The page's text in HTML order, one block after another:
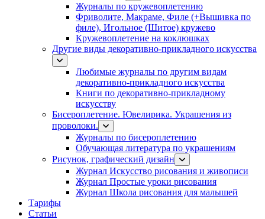
Журналы по кружевоплетению
Фриволите, Макраме, Филе (+Вышивка по
филе), Игольное (Шитое) кружево
Кружевоплетение на коклюшках
Другие виды декоративно-прикладного искусства
Любимые журналы по другим видам
декоративно-прикладного искусства
Книги по декоративно-прикладному
искусству
Бисероплетение. Ювелирика. Украшения из
проволоки.
Журналы по бисероплетению
Обучающая литература по украшениям
Рисунок, графический дизайн
Журнал Искусство рисования и живописи
Журнал Простые уроки рисования
Журнал Школа рисования для малышей
Тарифы
Статьи